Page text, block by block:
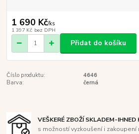
1 690 Kč/ks
1 397 Kč bez DPH
Přidat do košíku
Číslo produktu:
4646
Barva:
černá
VEŠKERÉ ZBOŽÍ SKLADEM-IHNED
s možností vyzkoušení i